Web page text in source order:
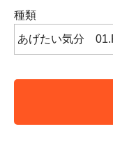
種類